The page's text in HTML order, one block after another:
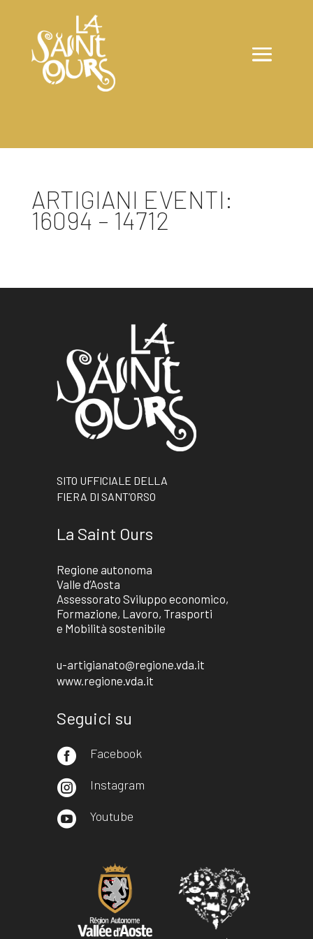
ARTIGIANI EVENTI:
16094 – 14712
SITO UFFICIALE DELLA
FIERA DI SANT’ORSO
La Saint Ours
Regione autonoma
Valle d’Aosta
Assessorato Sviluppo economico,
Formazione, Lavoro, Trasporti
e Mobilità sostenibile
u-artigianato@regione.vda.it
www.regione.vda.it
Seguici su
 Facebook
 Instagram
 Youtube